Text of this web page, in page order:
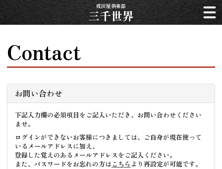
成田屋倶楽部
三千世界
Contact
お問い合わせ
下記入力欄の必須項目をご記入いただき、お問い合わせください
ませ。
ログインができないお客様につきましては、ご自身が現在使って
いるメールアドレスに加え、
登録した覚えのあるメールアドレスをご記入ください。
また、パスワードをお忘れの方は こちら より再設定が可能です。